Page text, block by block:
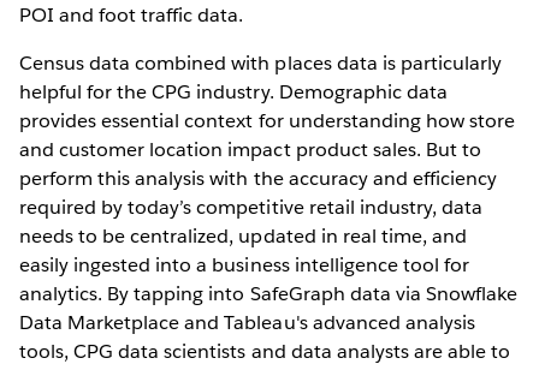
POI and foot traffic data.
Census data combined with places data is particularly
helpful for the CPG industry. Demographic data
provides essential context for understanding how store
and customer location impact product sales. But to
perform this analysis with the accuracy and efficiency
required by today’s competitive retail industry, data
needs to be centralized, updated in real time, and
easily ingested into a business intelligence tool for
analytics. By tapping into SafeGraph data via Snowflake
Data Marketplace and Tableau's advanced analysis
tools, CPG data scientists and data analysts are able to